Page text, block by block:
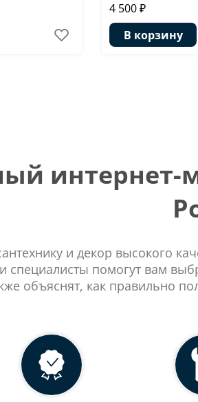
4 500 ₽
В корзину
интернет-
и декор высокого
специалисты помогут вам
объяснят, как правильно